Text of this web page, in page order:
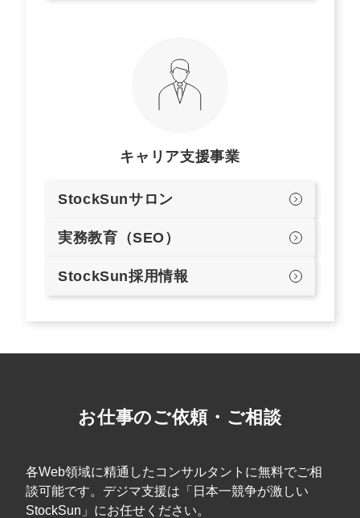
キャリア支援事業
StockSunサロン
実務教育（SEO）
StockSun採用情報
お仕事のご依頼・ご相談
各Web領域に精通したコンサルタントに無料でご相
談可能です。デジマ支援は「日本一競争が激しい
StockSun」にお任せください。